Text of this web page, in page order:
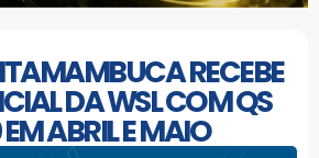
RECEBE
DA WSL COM QS
ABRIL E MAIO